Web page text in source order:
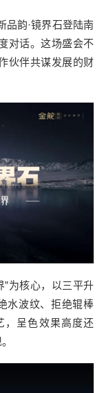
品韵·镜界石登陆南
对话。这场盛会不
伙伴共谋发展的财
”为核心，以三平升
水波纹、拒绝辊棒
，呈色效果高度还